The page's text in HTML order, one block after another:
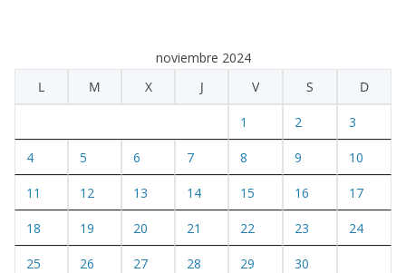
noviembre 2024
L
M X J V S D
1 2 3
4 5 6 7 8 9 10
11 12 13 14 15 16 17
18 19 20 21 22 23 24
25 26 27 28 29 30